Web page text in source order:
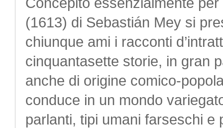
(1613) di Sebastián Mey si
chiunque ami i racconti
cinquantasette storie, in gran
anche di origine comico-
conduce in un mondo
parlanti, tipi umani farseschi